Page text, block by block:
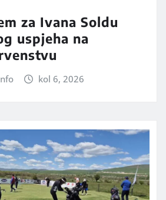
za Ivana Soldu
uspjeha na
kol 6, 2026